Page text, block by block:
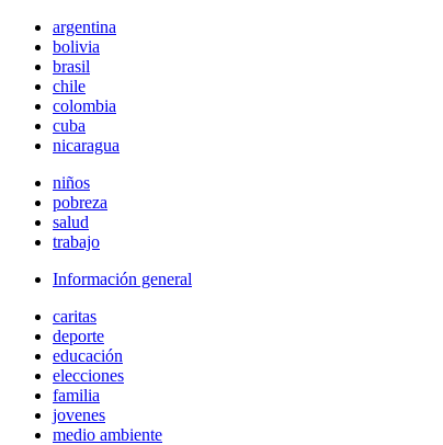
argentina
bolivia
brasil
chile
colombia
cuba
nicaragua
niños
pobreza
salud
trabajo
Información general
caritas
deporte
educación
elecciones
familia
jovenes
medio ambiente